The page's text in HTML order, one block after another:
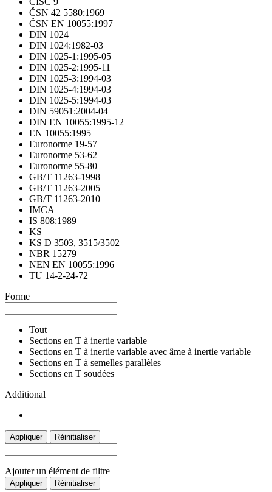
ČSN 42 5580:1969
ČSN EN 10055:1997
DIN 1024
DIN 1024:1982-03
DIN 1025-1:1995-05
DIN 1025-2:1995-11
DIN 1025-3:1994-03
DIN 1025-4:1994-03
DIN 1025-5:1994-03
DIN 59051:2004-04
DIN EN 10055:1995-12
EN 10055:1995
Euronorme 19-57
Euronorme 53-62
Euronorme 55-80
GB/T 11263-1998
GB/T 11263-2005
GB/T 11263-2010
IMCA
IS 808:1989
KS
KS D 3503, 3515/3502
NBR 15279
NEN EN 10055:1996
TU 14-2-24-72
Forme
Tout
Sections en T à inertie variable
Sections en T à inertie variable avec âme à inertie variable
Sections en T à semelles parallèles
Sections en T soudées
Additional
Appliquer Réinitialiser
Ajouter un élément de filtre
Appliquer Réinitialiser